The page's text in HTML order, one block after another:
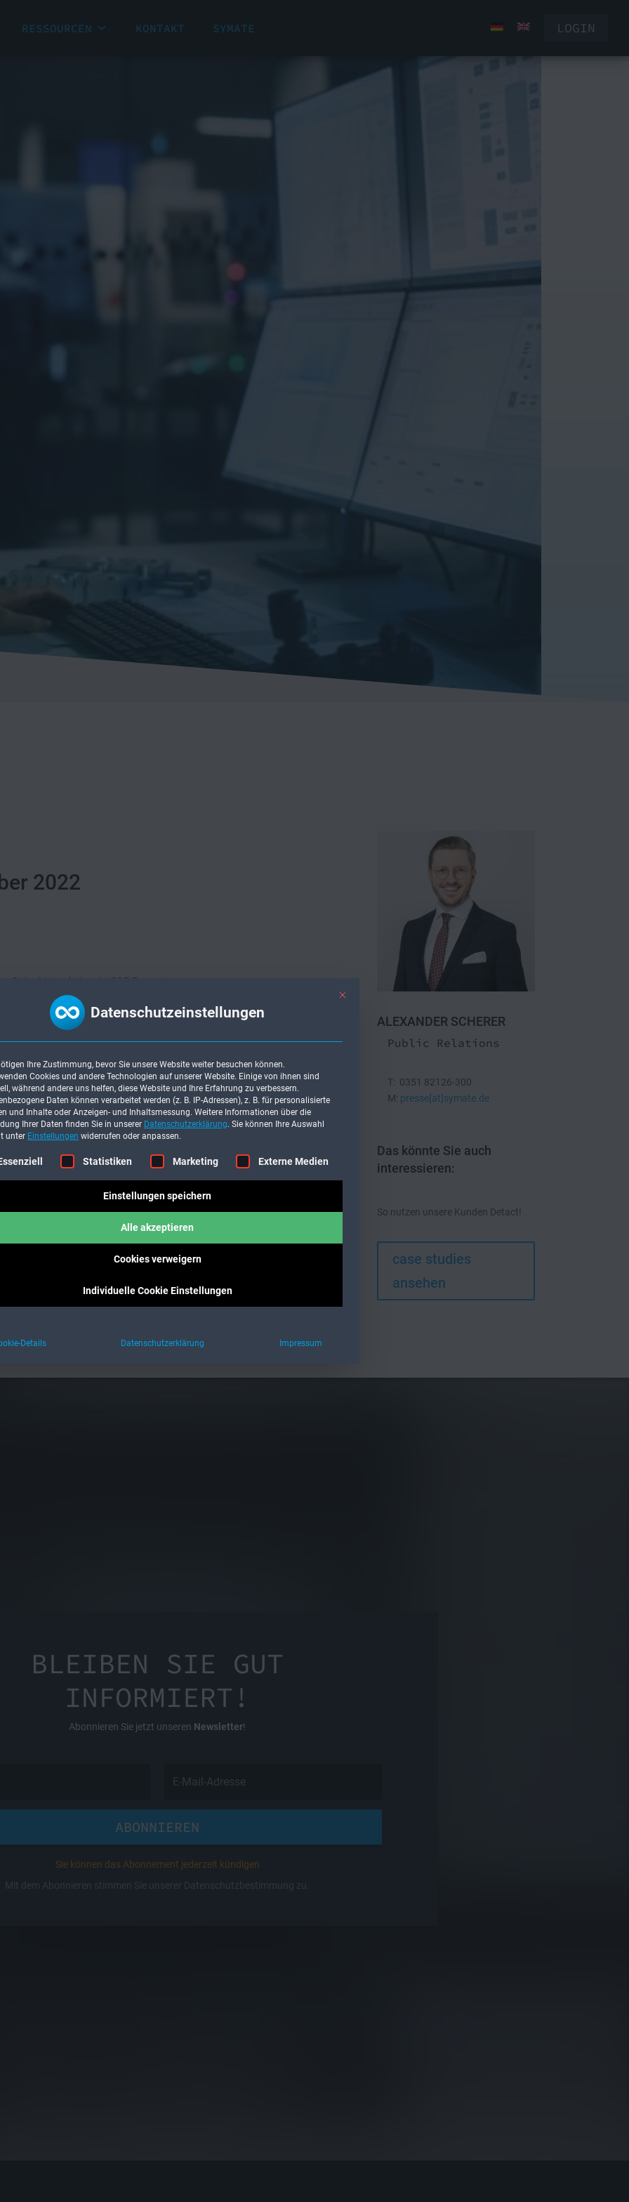
RESSOURCEN KONTAKT SYMATE LOGIN
2022
Detact-Newsletters im PDF-Format:
ALEXANDER SCHERER
Public Relations
T: 0351 82126-300
M: presse[at]symate.de
Das könnte Sie auch
interessieren:
So nutzen unsere Kunden Detact!
case studies
ansehen
BLEIBEN SIE GUT
INFORMIERT!
Abonnieren Sie jetzt unseren Newsletter!
ABONNIEREN
Sie können das Abonnement jederzeit kündigen
Mit dem Abonnieren stimmen Sie unserer Datenschutzbestimmung zu.
Mit diesem Button wird der Dialog geschlossen. Seine Funktionalität ist
Datenschutzeinstellungen
Ihre Zustimmung, bevor Sie unsere Website weiter besuchen können.
Cookies und andere Technologien auf unserer Website. Einige von ihnen sind
während andere uns helfen, diese Website und Ihre Erfahrung zu verbessern.
Daten können verarbeitet werden (z. B. IP-Adressen), z. B. für personalisierte
und Inhalte oder Anzeigen- und Inhaltsmessung. Weitere Informationen über die
Ihrer Daten finden Sie in unserer Datenschutzerklärung. Sie können Ihre Auswahl
unter Einstellungen widerrufen oder anpassen.
eine Liste der Service-Gruppen, für die eine Einwilligung erteilt werden kann. Die erste Service-Gruppe ist essenziell und kann nicht abgewählt
Statistiken Marketing Externe Medien
Einstellungen speichern
Alle akzeptieren
Cookies verweigern
Individuelle Cookie Einstellungen
Details Datenschutzerklärung Impressum